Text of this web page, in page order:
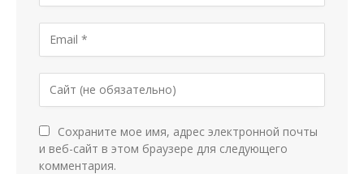
Сохраните мое имя, адрес электронной почты
и веб-сайт в этом браузере для следующего
комментария.